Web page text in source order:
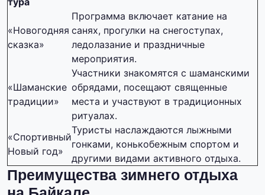
«Новогодняя
сказка»
Программа включает катание на
санях, прогулки на снегоступах,
ледолазание и праздничные
мероприятия.
«Шаманские
традиции»
Участники знакомятся с шаманскими
обрядами, посещают священные
места и участвуют в традиционных
ритуалах.
«Спортивный
Новый год»
Туристы наслаждаются лыжными
гонками, конькобежным спортом и
другими видами активного отдыха.
Преимущества зимнего отдыха